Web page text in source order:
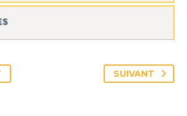
SUIVANT